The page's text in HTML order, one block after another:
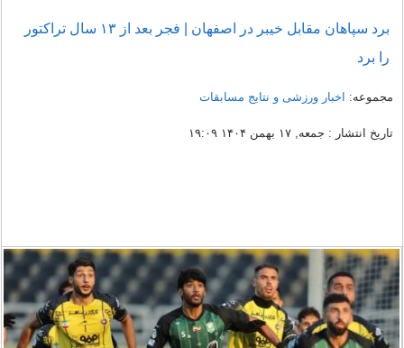
برد سپاهان مقابل خیبر در اصفهان | فجر بعد از ۱۳ سال تراکتور
را برد
مجموعه: اخبار ورزشی و نتایج مسابقات
تاریخ انتشار : جمعه, ۱۷ بهمن ۱۴۰۴ ۱۹:۰۹